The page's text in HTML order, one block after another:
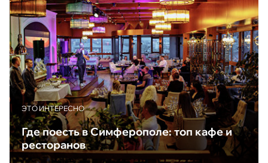
ЭТО ИНТЕРЕСНО
Где поесть в Симферополе: топ кафе и
ресторанов